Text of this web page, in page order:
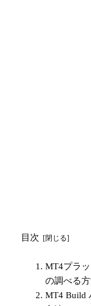
目次
MT4プラ
の調べる
MT4 Build